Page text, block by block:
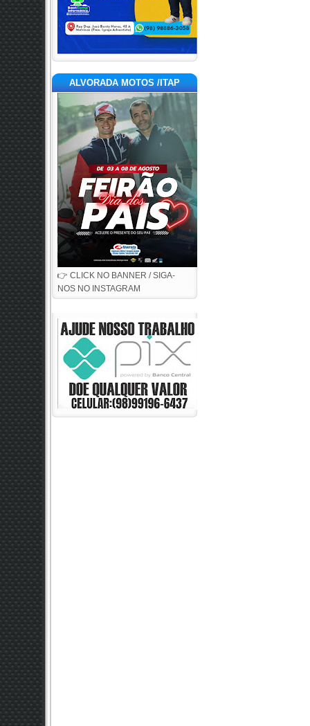
ALVORADA MOTOS /ITAP
👉 CLICK NO BANNER / SIGA-
NOS NO INSTAGRAM